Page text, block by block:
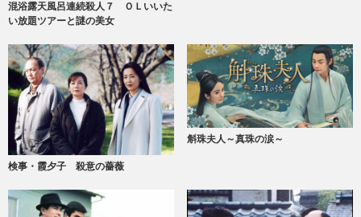
混浴露天風呂連続殺人７ ＯＬいいた
い放題ツアーと謎の美女
検事・霞夕子 殺意の薔薇
斛珠夫人～真珠の涙～